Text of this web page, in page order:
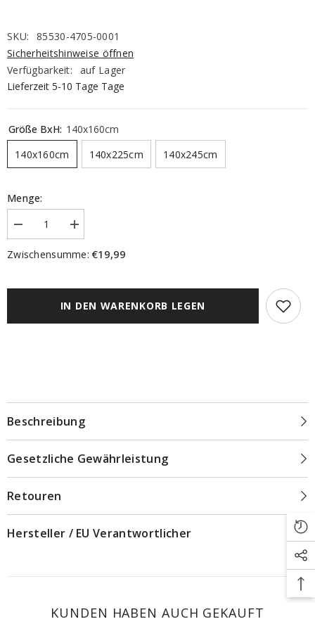
SKU:
85530-4705-0001
Sicherheitshinweise öffnen
Verfügbarkeit:
auf Lager
Lieferzeit 5-10 Tage Tage
Größe BxH: 140x160cm
140x160cm
140x225cm 140x245cm
Menge:
verringern
für
Fertigschal
Menge
erhöhen
für
Fertigschal
BxH
Zwischensumme:€19,99
IN DEN WARENKORB LEGEN
Beschreibung
Gesetzliche Gewährleistung
Retouren
Hersteller / EU Verantwortlicher
KUNDEN HABEN AUCH GEKAUFT